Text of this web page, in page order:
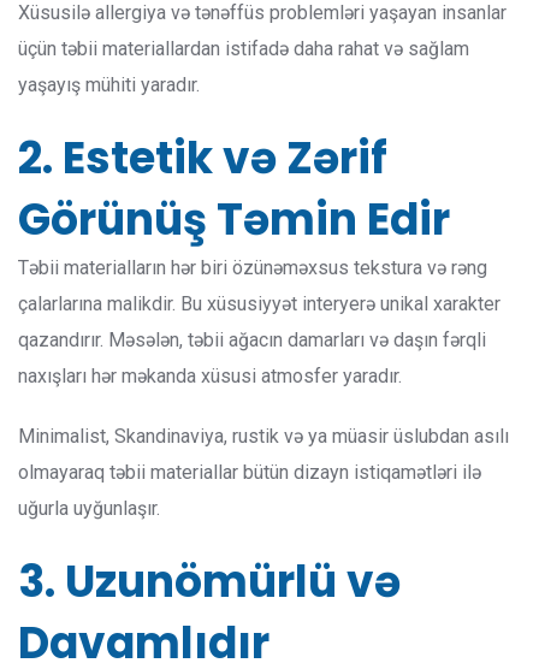
Xüsusilə allergiya və tənəffüs problemləri yaşayan insanlar
üçün təbii materiallardan istifadə daha rahat və sağlam
yaşayış mühiti yaradır.
2. Estetik və Zərif
Görünüş Təmin Edir
Təbii materialların hər biri özünəməxsus tekstura və rəng
çalarlarına malikdir. Bu xüsusiyyət interyerə unikal xarakter
qazandırır. Məsələn, təbii ağacın damarları və daşın fərqli
naxışları hər məkanda xüsusi atmosfer yaradır.
Minimalist, Skandinaviya, rustik və ya müasir üslubdan asılı
olmayaraq təbii materiallar bütün dizayn istiqamətləri ilə
uğurla uyğunlaşır.
3. Uzunömürlü və
Davamlıdır